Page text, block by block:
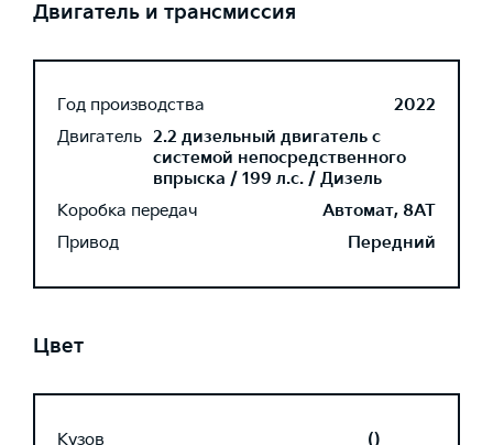
Двигатель и трансмиссия
Год производства
2022
Двигатель 2.2 дизельный двигатель с
системой непосредственного
впрыска / 199 л.с. / Дизель
Коробка передач
Автомат, 8AT
Привод
Передний
Цвет
Кузов ()